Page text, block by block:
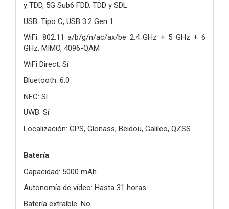
y TDD, 5G Sub6 FDD, TDD y SDL
USB: Tipo C, USB 3.2 Gen 1
WiFi: 802.11 a/b/g/n/ac/ax/be 2.4 GHz + 5 GHz + 6
GHz, MIMO, 4096-QAM
WiFi Direct: Sí
Bluetooth: 6.0
NFC: Sí
UWB: Sí
Localización: GPS, Glonass, Beidou, Galileo, QZSS
Batería
Capacidad: 5000 mAh
Autonomía de vídeo: Hasta 31 horas
Batería extraíble: No